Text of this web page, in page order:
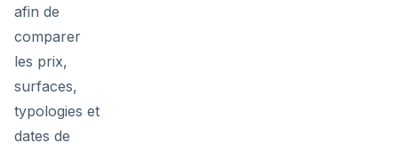
afin de
comparer
les prix,
surfaces,
typologies et
dates de